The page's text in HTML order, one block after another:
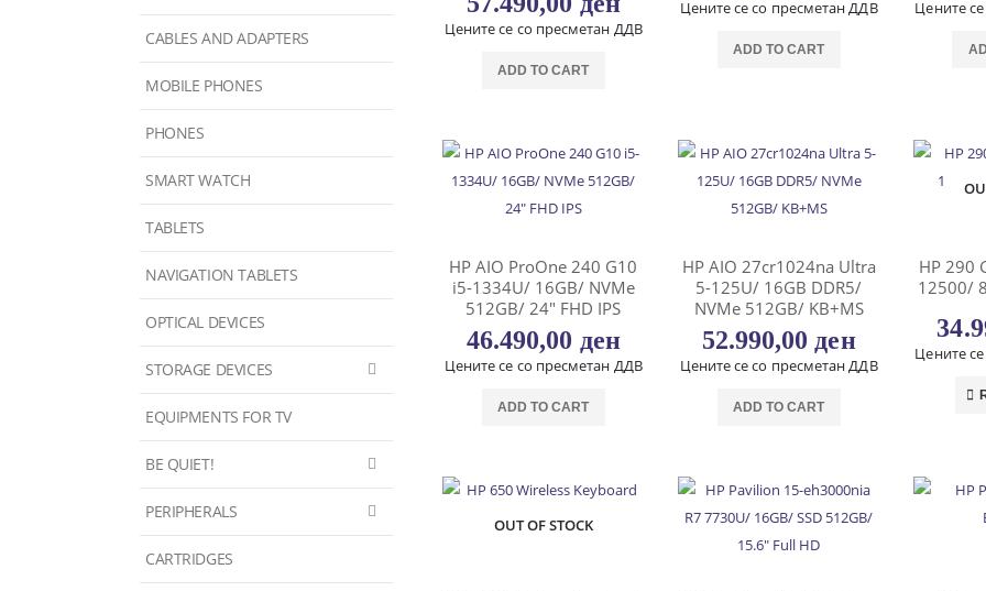
Цените се со пресметан ДДВ
ADD TO CART
Цените се со пресметан ДДВ
ADD TO CART
Цените
HP AIO ProOne 240 G10
i5-1334U/ 16GB/ NVMe
512GB/ 24″ FHD IPS
46.490,00 ден
Цените се со пресметан ДДВ
ADD TO CART
HP AIO 27cr1024na Ultra
5-125U/ 16GB DDR5/
NVMe 512GB/ KB+MS
52.990,00ден
Цените се со пресметан ДДВ
ADD TO CART
HP 290
12500/
Цените
OUT OF STOCK
CABLES AND ADAPTERS
MOBILE PHONES
PHONES
SMART WATCH
TABLETS
NAVIGATION TABLETS
OPTICAL DEVICES
STORAGE DEVICES
EQUIPMENTS FOR TV
BE QUIET!
PERIPHERALS
CARTRIDGES